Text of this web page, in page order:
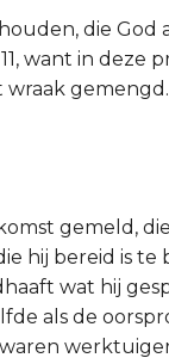
die God
want in deze
gemengd.
gemeld,
hij bereid is te
wat hij
als de